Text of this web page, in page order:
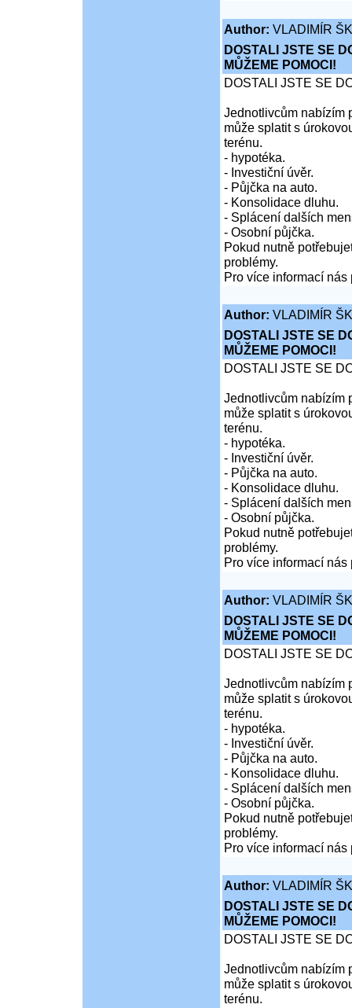
Author: VLADIMÍR
DOSTALI JSTE SE
MŮŽEME POMOCI!
DOSTALI JSTE SE
Jednotlivcům nabízím
může splatit s
terénu.
- hypotéka.
- Investiční úvěr.
- Půjčka na auto.
- Konsolidace dluhu.
- Splácení dalších
- Osobní půjčka.
Pokud nutně
problémy.
Pro více informací nás
Author: VLADIMÍR
DOSTALI JSTE SE
MŮŽEME POMOCI!
DOSTALI JSTE SE
Jednotlivcům nabízím
může splatit s
terénu.
- hypotéka.
- Investiční úvěr.
- Půjčka na auto.
- Konsolidace dluhu.
- Splácení dalších
- Osobní půjčka.
Pokud nutně
problémy.
Pro více informací nás
Author: VLADIMÍR
DOSTALI JSTE SE
MŮŽEME POMOCI!
DOSTALI JSTE SE
Jednotlivcům nabízím
může splatit s
terénu.
- hypotéka.
- Investiční úvěr.
- Půjčka na auto.
- Konsolidace dluhu.
- Splácení dalších
- Osobní půjčka.
Pokud nutně
problémy.
Pro více informací nás
Author: VLADIMÍR
DOSTALI JSTE SE
MŮŽEME POMOCI!
DOSTALI JSTE SE
Jednotlivcům nabízím
může splatit s
terénu.